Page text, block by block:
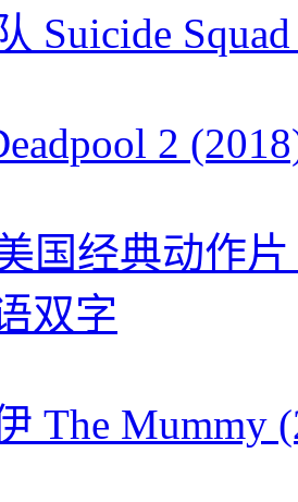
Suicide
2
国经典动作
双字
The Mummy